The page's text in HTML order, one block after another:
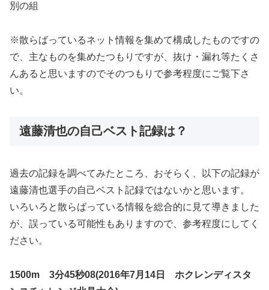
別の組
※散らばっているネット情報を集めて構成したものですの
で、主なものを集めたつもりですが、抜け・漏れ等たくさ
んあると思いますのでそのつもりで参考程度にご覧下さ
い。
遠藤清也の自己ベスト記録は？
過去の記録を調べてみたところ、おそらく、以下の記録が
遠藤清也選手の自己ベスト記録ではないかと思います。
いろいろと散らばっている情報を総合的に見て導きました
が、誤っている可能性もありますので、参考程度にしてく
ださい。
1500m 3分45秒08(2016年7月14日 ホクレンディスタ